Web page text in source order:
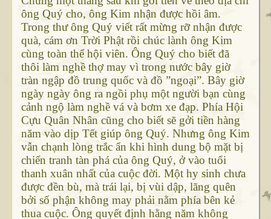
ông Quý cho, ông Kim nhận được hồi âm.
Trong thư ông Quý viết rất mừng rỡ nhận được
quà, cám ơn Trời Phật rồi chúc lành ông Kim
cùng toàn thể hội viên. Ông Quý cho biết đã
thôi làm nghề thợ may vì trong nước bây giờ
tràn ngập đồ trung quốc và đồ ”ngoại”. Bây giờ
ngày ngày ông ra ngồi phụ một người bạn cùng
cảnh ngộ làm nghề vá và bơm xe đạp. Phía Hội
Cựu Quân Nhân cũng cho biết sẽ gởi tiền hàng
năm vào dịp Tết giúp ông Quý. Nhưng ông Kim
vẫn chạnh lòng trắc ẩn khi hình dung bộ mặt bị
chiến tranh tàn phá của ông Quý, ở vào tuổi
thanh xuân nhất của cuộc đời. Một hy sinh chưa
được đền bù, mà trái lại, bị vùi dập, lãng quên
bởi số phận không may phải nằm phía bên kẻ
thua cuộc. Ông quyết định hằng năm không